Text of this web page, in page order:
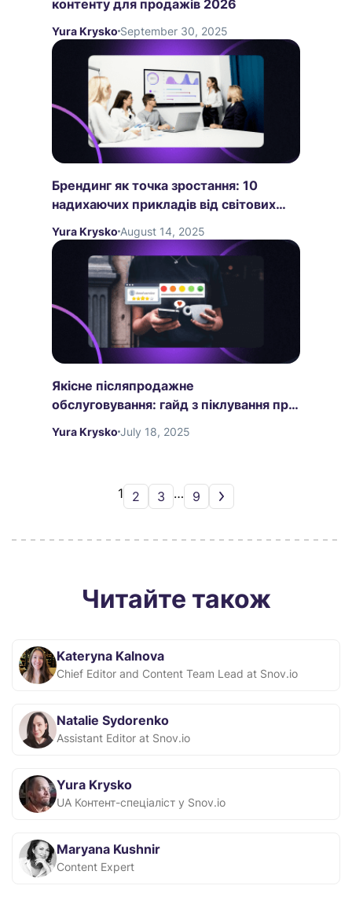
контенту для продажів 2026
Yura Krysko September 30, 2025
Брендинг як точка зростання: 10
надихаючих прикладів від світових
компаній
Yura Krysko August 14, 2025
Якісне післяпродажне
обслуговування: гайд з піклування про
клієнта
Yura Krysko July 18, 2025
1 2 3 … 9
Читайте також
Kateryna Kalnova
Chief Editor and Content Team Lead at Snov.io
Natalie Sydorenko
Assistant Editor at Snov.io
Yura Krysko
UA Контент-спеціаліст у Snov.io
Maryana Kushnir
Content Expert